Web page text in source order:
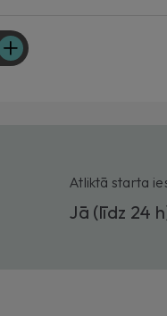
Atliktā starta
Jā (līdz 24